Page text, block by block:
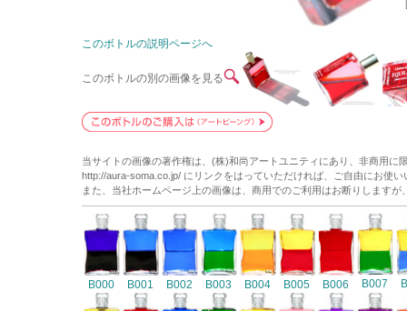
このボトルの説明ページへ
このボトルの別の画像を見る
当サイトの画像の著作権は、(株)和尚アートユニティにあり、非商用
http://aura-soma.co.jp/ にリンクをはっていただければ、ご自由にお使い
また、当社ホームページ上の画像は、商用でのご利用はお断りします
B000 B001 B002 B003 B004 B005 B006 B007